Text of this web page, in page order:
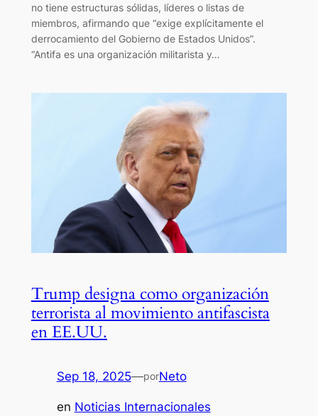
no tiene estructuras sólidas, líderes o listas de
miembros, afirmando que “exige explícitamente el
derrocamiento del Gobierno de Estados Unidos”.
“Antifa es una organización militarista y…
Trump designa como organización
terrorista al movimiento antifascista
en EE.UU.
Sep 18, 2025—porNeto
en Noticias Internacionales